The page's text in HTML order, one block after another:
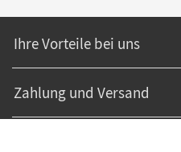
Ihre Vorteile bei uns
Zahlung und Versand